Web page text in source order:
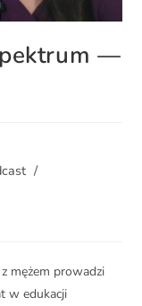
—
/
mężem prowadzi
w edukacji